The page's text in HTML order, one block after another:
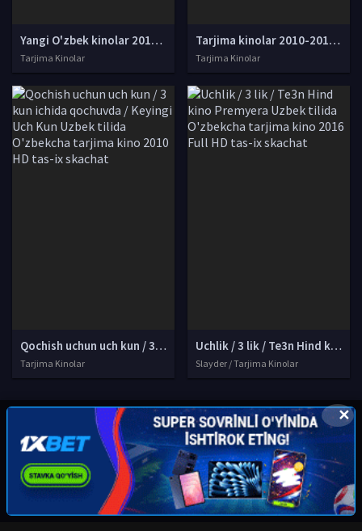
Yangi O'zbek kinolar 2010-2011-2012-2013-2014-2015-2016-2017-2018-2019-2020-2021-2022-2023-2024-2025 O'zbek tilida Uzbek tarjima Full HD
Tarjima Kinolar
Tarjima kinolar 2010-2011-2012-2013-2014-2015-2016-2017-2018-2019-2020-2021-2022-2023-2024-2025 O'zbek tilida Uzbek tarjima Full HD
Tarjima Kinolar
Qochish uchun uch kun / 3 kun ichida qochuvda / Keyingi Uch Kun Uzbek tilida O'zbekcha tarjima kino 2010 HD tas-ix skachat
Tarjima Kinolar
Uchlik / 3 lik / Te3n Hind kino Premyera Uzbek tilida O'zbekcha tarjima kino 2016 Full HD tas-ix skachat
Slayder / Tarjima Kinolar
✕